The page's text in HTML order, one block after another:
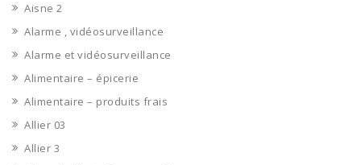
Aisne 2
Alarme , vidéosurveillance
Alarme et vidéosurveillance
Alimentaire – épicerie
Alimentaire – produits frais
Allier 03
Allier 3